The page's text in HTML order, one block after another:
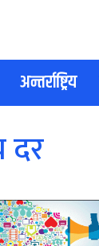
अन्तर्राष्ट्रिय
दर